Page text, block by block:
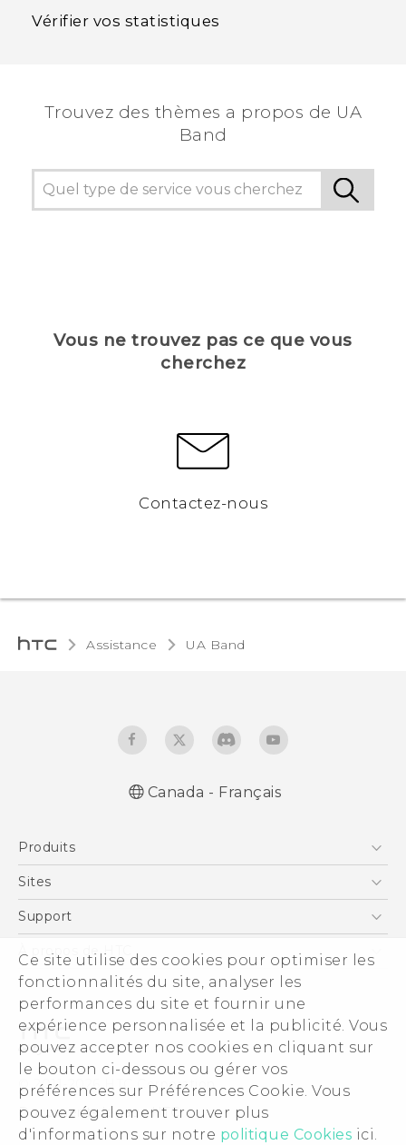
Ce site utilise des cookies pour optimiser les
fonctionnalités du site, analyser les
performances du site et fournir une
expérience personnalisée et la publicité. Vous
pouvez accepter nos cookies en cliquant sur
le bouton ci-dessous ou gérer vos
préférences sur Préférences Cookie. Vous
pouvez également trouver plus
d'informations sur notre politique Cookies ici.
Vérifier vos statistiques
Trouvez des thèmes a propos de UA
Band
Vous ne trouvez pas ce que vous
cherchez
Contactez-nous
Assistance UA Band‎
Canada - Français
Produits
5G
EXODUS
VIVE
VIVEPORT
Sites
HTC Dev
Support
Statut de la commande
Aide à la commande
Politique de garantie
À propos de HTC
ESG
Investisseurs (Anglais)
Sécurité du produit
Politique de confidentialité
Carrières
Security and Privacy Whitepaper
© 2011-2026 HTC Corporation
Documents légaux HTC